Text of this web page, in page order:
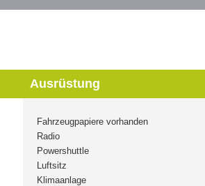
Ausrüstung
Fahrzeugpapiere vorhanden
Radio
Powershuttle
Luftsitz
Klimaanlage